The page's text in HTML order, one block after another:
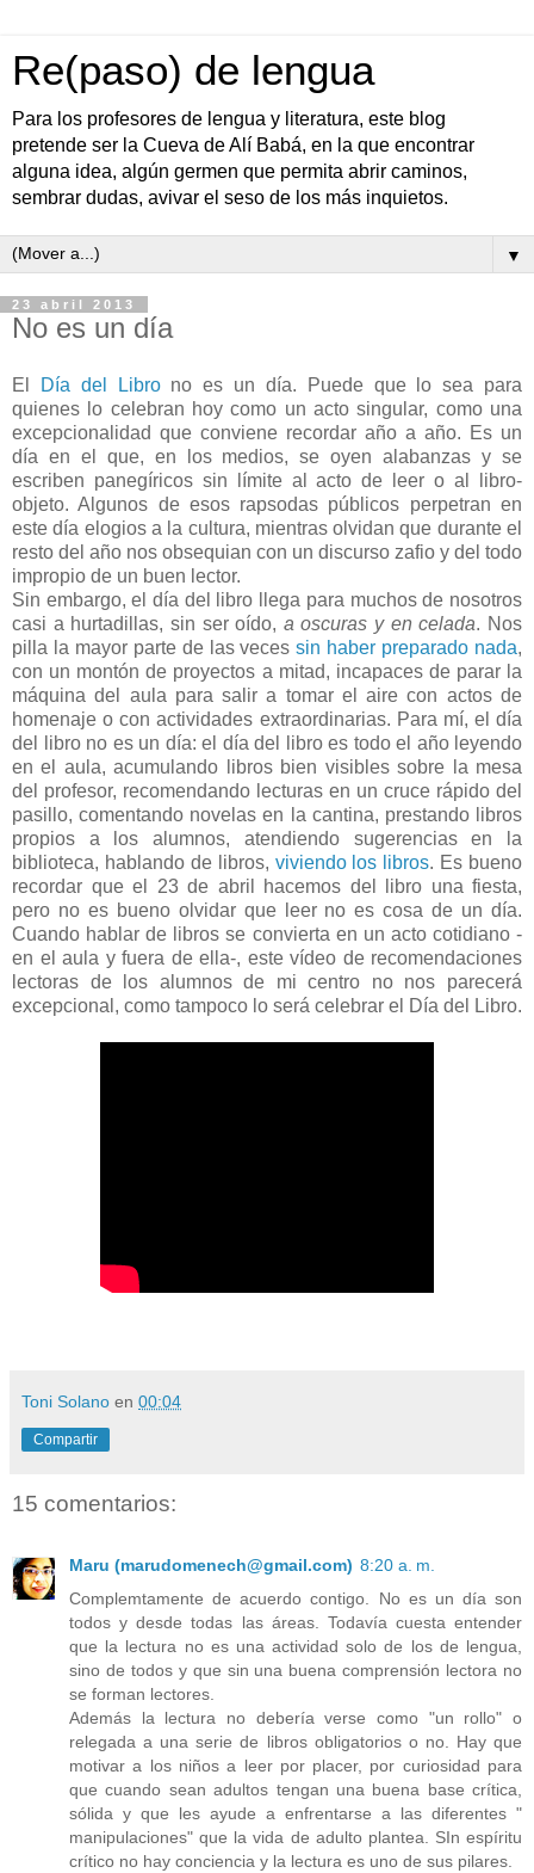
Re(paso) de lengua
Para los profesores de lengua y literatura, este blog
pretende ser la Cueva de Alí Babá, en la que encontrar
alguna idea, algún germen que permita abrir caminos,
sembrar dudas, avivar el seso de los más inquietos.
▼
23 abril 2013
No es un día
El Día del Librono es un día. Puede que lo sea para
quienes lo celebran hoy como un acto singular, como una
excepcionalidad que conviene recordar año a año. Es un
día en el que, en los medios, se oyen alabanzas y se
escriben panegíricos sin límite al acto de leer o al libro-
objeto. Algunos de esos rapsodas públicos perpetran en
este día elogios a la cultura, mientras olvidan que durante el
resto del año nos obsequian con un discurso zafio y del todo
impropio de un buen lector.
Sin embargo, el día del libro llega para muchos de nosotros
casi a hurtadillas, sin ser oído, a oscuras y en celada. Nos
pilla la mayor parte de las vecessin haber preparado nada,
con un montón de proyectos a mitad, incapaces de parar la
máquina del aula para salir a tomar el aire con actos de
homenaje o con actividades extraordinarias. Para mí, el día
del libro no es un día: el día del libro es todo el año leyendo
en el aula, acumulando libros bien visibles sobre la mesa
del profesor, recomendando lecturas en un cruce rápido del
pasillo, comentando novelas en la cantina, prestando libros
propios a los alumnos, atendiendo sugerencias en la
biblioteca, hablando de libros, viviendo los libros. Es bueno
recordar que el 23 de abril hacemos del libro una fiesta,
pero no es bueno olvidar que leer no es cosa de un día.
Cuando hablar de libros se convierta en un acto cotidiano -
en el aula y fuera de ella-, este vídeo de recomendaciones
lectoras de los alumnos de mi centro no nos parecerá
excepcional, como tampoco lo será celebrar el Día del Libro.
Toni Solano en 00:04
Compartir
15 comentarios:
Maru (marudomenech@gmail.com) 8:20 a. m.
Complemtamente de acuerdo contigo. No es un día son
todos y desde todas las áreas. Todavía cuesta entender
que la lectura no es una actividad solo de los de lengua,
sino de todos y que sin una buena comprensión lectora no
se forman lectores.
Además la lectura no debería verse como "un rollo" o
relegada a una serie de libros obligatorios o no. Hay que
motivar a los niños a leer por placer, por curiosidad para
que cuando sean adultos tengan una buena base crítica,
sólida y que les ayude a enfrentarse a las diferentes "
manipulaciones" que la vida de adulto plantea. SIn espíritu
crítico no hay conciencia y la lectura es uno de sus pilares.